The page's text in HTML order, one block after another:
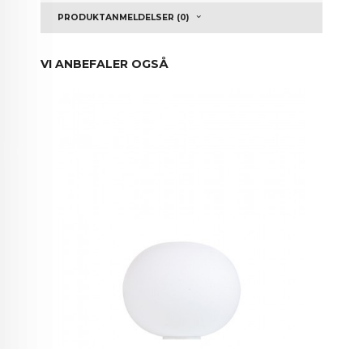
PRODUKTANMELDELSER (0)
VI ANBEFALER OGSÅ